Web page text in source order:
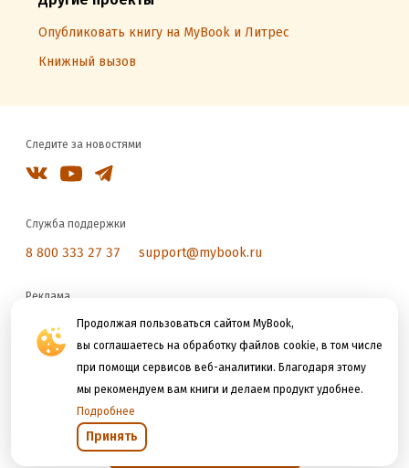
Продолжая пользоваться сайтом MyBook,
вы соглашаетесь на обработку файлов cookie, в том числе
при помощи сервисов веб-аналитики. Благодаря этому
мы рекомендуем вам книги и делаем продукт удобнее.
Подробнее
Принять
Опубликовать книгу на MyBook и Литрес
Книжный вызов
Следите за новостями
Служба поддержки
8 800 333 27 37 support@mybook.ru
Реклама
reklama@litres.ru
Мы принимаем к оплате
Открыть в приложении